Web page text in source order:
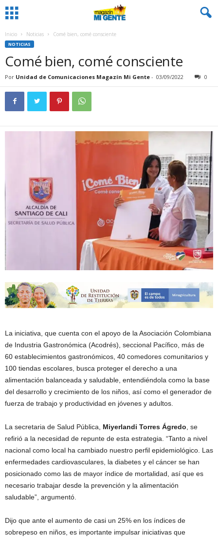
Inicio Noticias Comé bien, comé consciente
NOTICIAS
Comé bien, comé consciente
Por Unidad de Comunicaciones Magazín Mi Gente - 03/09/2022 0
La iniciativa, que cuenta con el apoyo de la Asociación Colombiana
de Industria Gastronómica (Acodrés), seccional Pacífico, más de
60 establecimientos gastronómicos, 40 comedores comunitarios y
100 tiendas escolares, busca proteger el derecho a una
alimentación balanceada y saludable, entendiéndola como la base
del desarrollo y crecimiento de los niños, así como el generador de
fuerza de trabajo y productividad en jóvenes y adultos.
La secretaria de Salud Pública, Miyerlandi Torres Ágredo, se
refirió a la necesidad de repunte de esta estrategia. “Tanto a nivel
nacional como local ha cambiado nuestro perfil epidemiológico. Las
enfermedades cardiovasculares, la diabetes y el cáncer se han
posicionado como las de mayor índice de mortalidad, así que es
necesario trabajar desde la prevención y la alimentación
saludable”, argumentó.
Dijo que ante el aumento de casi un 25% en los índices de
sobrepeso en niños, es importante impulsar iniciativas que